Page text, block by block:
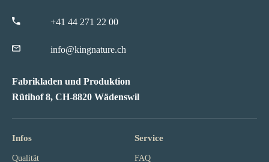
+41 44 271 22 00
info@kingnature.ch
Fabrikladen und Produktion
Rütihof 8, CH-8820 Wädenswil
Infos
Qualität
Service
FAQ